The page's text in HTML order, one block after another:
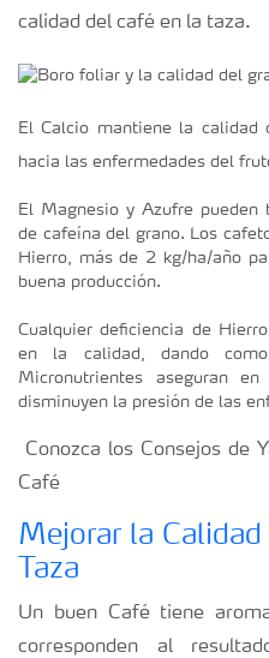
calidad del café en la taza.
El Calcio mantiene la
hacia las enfermedades del
El Magnesio y Azufre
de cafeína del grano. Los
Hierro, más de 2 kg/ha/año
buena producción.
Cualquier deficiencia de
en la calidad, dando
Micronutrientes aseguran
disminuyen la presión de las
Conozca los Consejos de
Café
Mejorar la
Taza
Un buen Café tiene
corresponden al